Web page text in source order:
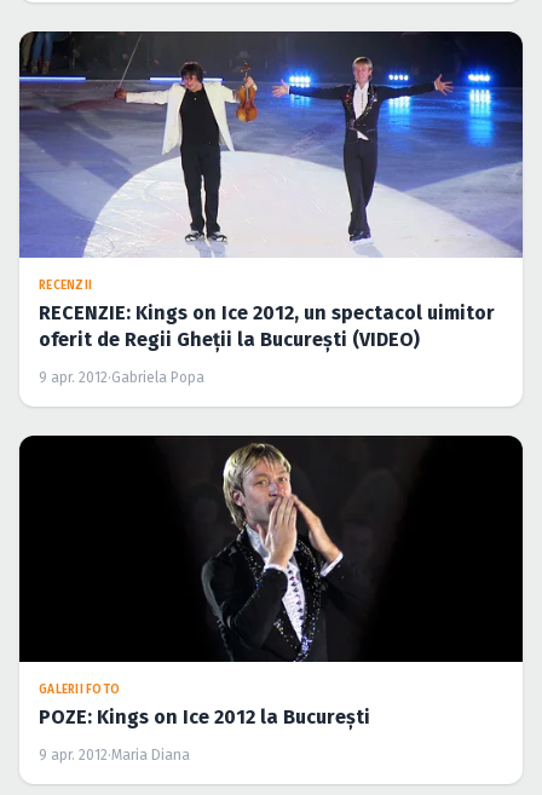
RECENZII
RECENZIE: Kings on Ice 2012, un spectacol uimitor
oferit de Regii Gheţii la Bucureşti (VIDEO)
9 apr. 2012·Gabriela Popa
GALERII FOTO
POZE: Kings on Ice 2012 la Bucureşti
9 apr. 2012·Maria Diana